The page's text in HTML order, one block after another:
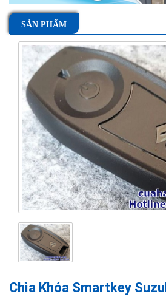
SẢN PHẨM
Chìa Khóa Smartkey